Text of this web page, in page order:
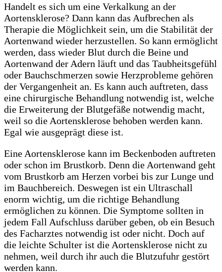
Handelt es sich um eine Verkalkung an der
Aortensklerose? Dann kann das Aufbrechen als
Therapie die Möglichkeit sein, um die Stabilität der
Aortenwand wieder herzustellen. So kann ermöglicht
werden, dass wieder Blut durch die Beine und
Aortenwand der Adern läuft und das Taubheitsgefühl
oder Bauchschmerzen sowie Herzprobleme gehören
der Vergangenheit an. Es kann auch auftreten, dass
eine chirurgische Behandlung notwendig ist, welche
die Erweiterung der Blutgefäße notwendig macht,
weil so die Aortensklerose behoben werden kann.
Egal wie ausgeprägt diese ist.
Eine Aortensklerose kann im Beckenboden auftreten
oder schon im Brustkorb. Denn die Aortenwand geht
vom Brustkorb am Herzen vorbei bis zur Lunge und
im Bauchbereich. Deswegen ist ein Ultraschall
enorm wichtig, um die richtige Behandlung
ermöglichen zu können. Die Symptome sollten in
jedem Fall Aufschluss darüber geben, ob ein Besuch
des Facharztes notwendig ist oder nicht. Doch auf
die leichte Schulter ist die Aortensklerose nicht zu
nehmen, weil durch ihr auch die Blutzufuhr gestört
werden kann.